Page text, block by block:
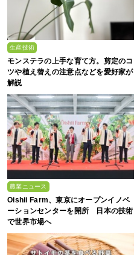
生産技術
モンステラの上手な育て方。剪定のコ
ツや植え替えの注意点などを愛好家が
解説
農業ニュース
Oishii Farm、東京にオープンイノベ
ーションセンターを開所 日本の技術
で世界市場へ